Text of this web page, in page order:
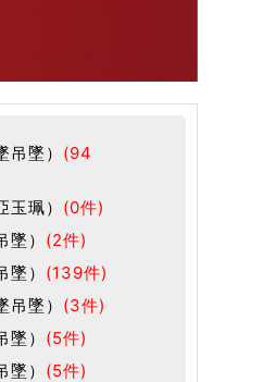
墜） (94
珮） (0件)
） (2件)
） (139件)
墜） (3件)
） (5件)
） (5件)